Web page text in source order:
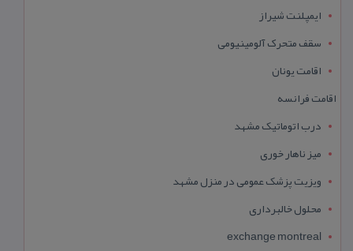
ایمپلنت شیراز
سقف متحرک آلومینیومی
اقامت یونان
اقامت فرانسه
درب اتوماتیک مشهد
میز ناهار خوری
ویزیت پزشک عمومی در منزل مشهد
محلول خالبرداری
exchange montreal